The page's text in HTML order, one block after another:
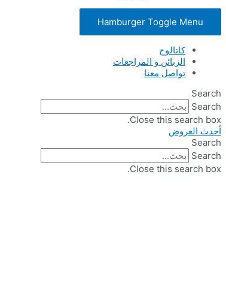
Hamburger Toggle Menu
كاتالوج
الزبائن و المراجعات
تواصل معنا
Search
Search
Close this search box.
أحدث العروض
Search
Search
Close this search box.